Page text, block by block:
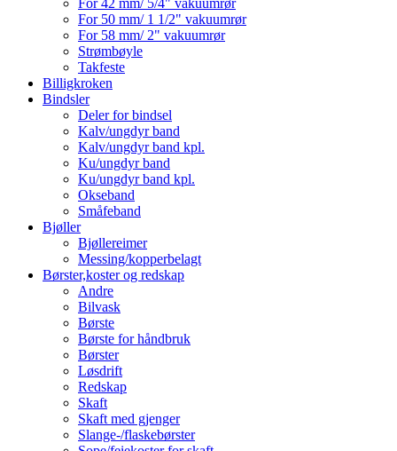
For 42 mm/ 5/4" vakuumrør
For 50 mm/ 1 1/2" vakuumrør
For 58 mm/ 2" vakuumrør
Strømbøyle
Takfeste
Billigkroken
Bindsler
Deler for bindsel
Kalv/ungdyr band
Kalv/ungdyr band kpl.
Ku/ungdyr band
Ku/ungdyr band kpl.
Okseband
Småfeband
Bjøller
Bjøllereimer
Messing/kopperbelagt
Børster,koster og redskap
Andre
Bilvask
Børste
Børste for håndbruk
Børster
Løsdrift
Redskap
Skaft
Skaft med gjenger
Slange-/flaskebørster